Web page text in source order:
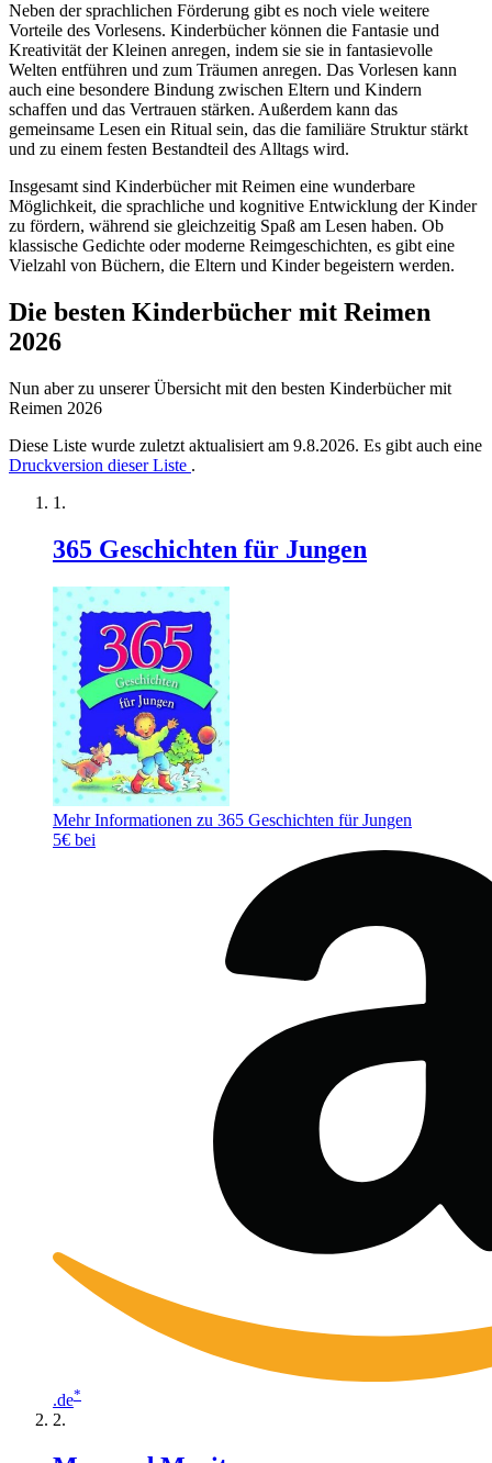
Neben der sprachlichen Förderung gibt es noch viele weitere
Vorteile des Vorlesens. Kinderbücher können die Fantasie und
Kreativität der Kleinen anregen, indem sie sie in fantasievolle
Welten entführen und zum Träumen anregen. Das Vorlesen kann
auch eine besondere Bindung zwischen Eltern und Kindern
schaffen und das Vertrauen stärken. Außerdem kann das
gemeinsame Lesen ein Ritual sein, das die familiäre Struktur stärkt
und zu einem festen Bestandteil des Alltags wird.
Insgesamt sind Kinderbücher mit Reimen eine wunderbare
Möglichkeit, die sprachliche und kognitive Entwicklung der Kinder
zu fördern, während sie gleichzeitig Spaß am Lesen haben. Ob
klassische Gedichte oder moderne Reimgeschichten, es gibt eine
Vielzahl von Büchern, die Eltern und Kinder begeistern werden.
Die besten Kinderbücher mit Reimen
2026
Nun aber zu unserer Übersicht mit den besten Kinderbücher mit
Reimen 2026
Diese Liste wurde zuletzt aktualisiert am 9.8.2026. Es gibt auch eine
Druckversion dieser Liste .
365 Geschichten für Jungen
Mehr Informationen zu 365 Geschichten für Jungen
5€ bei
.de*